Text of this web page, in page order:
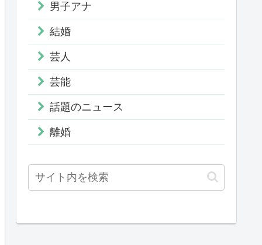
男子アナ
結婚
芸人
芸能
話題のニュース
離婚